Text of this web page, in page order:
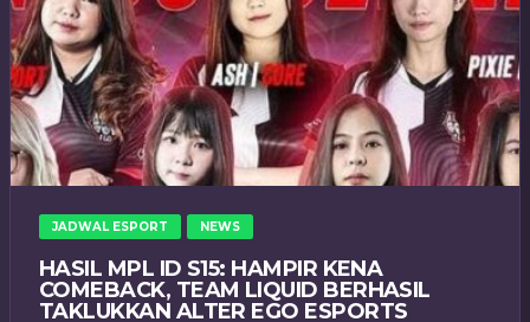
JADWAL ESPORT NEWS
HASIL MPL ID S15: HAMPIR KENA
COMEBACK, TEAM LIQUID BERHASIL
TAKLUKKAN ALTER EGO ESPORTS